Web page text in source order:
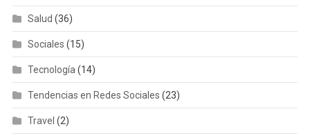
Salud (36)
Sociales (15)
Tecnología (14)
Tendencias en Redes Sociales (23)
Travel (2)